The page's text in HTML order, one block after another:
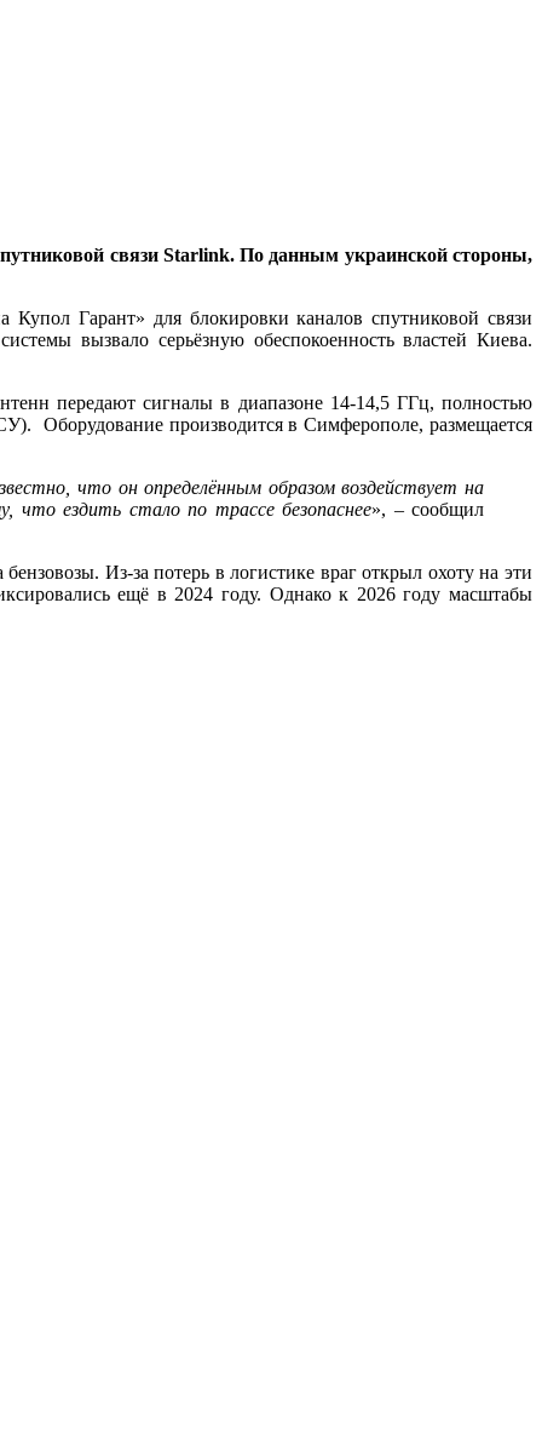
связи Starlink. По данным украинской стороны,
Гарант» для блокировки каналов спутниковой связи
вызвало серьёзную обеспокоенность властей Киева.
передают сигналы в диапазоне 14-14,5 ГГц, полностью
Оборудование производится в Симферополе, размещается
что он определённым образом воздействует на
что ездить стало по трассе безопаснее», – сообщил
Из-за потерь в логистике враг открыл охоту на эти
ещё в 2024 году. Однако к 2026 году масштабы